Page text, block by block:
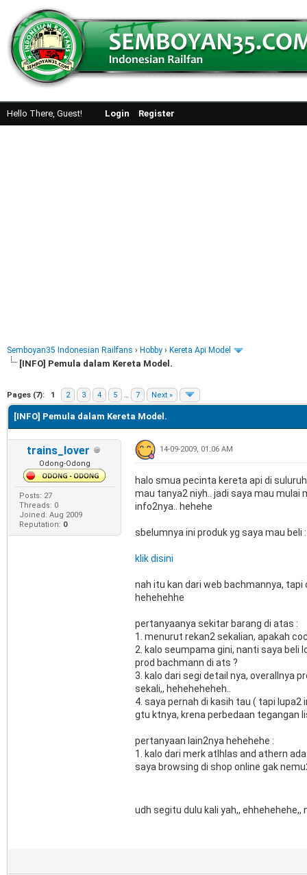
Hello There, Guest! Login Register
Semboyan35 Indonesian Railfans › Hobby › Kereta Api Model
[INFO] Pemula dalam Kereta Model.
Pages (7): 1 2 3 4 5 … 7 Next »
[INFO] Pemula dalam Kereta Model.
trains_lover
Odong-Odong
Posts: 27
Threads: 0
Joined: Aug 2009
Reputation: 0
14-09-2009, 01:06 AM
halo smua pecinta kereta api di
mau tanya2 niyh.. jadi saya mau mulai
info2nya.. hehehe
sbelumnya ini produk yg saya mau beli :
klik disini
nah itu kan dari web bachmannya,
hehehehhe
pertanyaanya sekitar barang di atas :
1. menurut rekan2 sekalian, apakah
2. kalo seumpama gini, nanti saya beli
prod bachmann di ats ?
3. kalo dari segi detail nya, overallnya
sekali,, heheheheheh..
4. saya pernah di kasih tau ( tapi
gtu ktnya, krena perbedaan tegangan
pertanyaan lain2nya hehehehe :
1. kalo dari merk atlhlas and athern
saya browsing di shop online gak
udh segitu dulu kali yah,,